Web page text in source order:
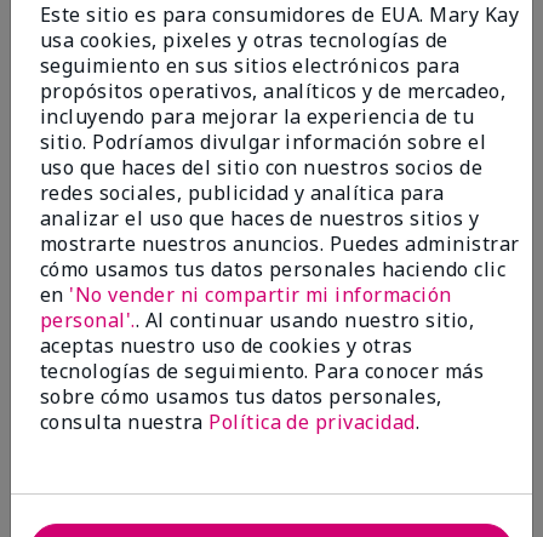
Bring Back Mineral Powder
Foundation
EnviadoHace 2 meses
por EM
deSpring, TX
Evaluado en
marykay.com/en-us/
Comentarios sobre Mary Kay® Silky Setting
Powder
I have tried to make this work over both the matte
and luminous liquid foundations. It is patchy and
splotchy and I can't even find my color match. On top
of that, I am getting breakouts like crazy because
the liquid foundations clog my pores. Please bring
Este sitio es para consumidores de EUA. Mary Kay
usa cookies, pixeles y otras tecnologías de
seguimiento en sus sitios electrónicos para
propósitos operativos, analíticos y de mercadeo,
incluyendo para mejorar la experiencia de tu
sitio. Podríamos divulgar información sobre el
uso que haces del sitio con nuestros socios de
redes sociales, publicidad y analítica para
analizar el uso que haces de nuestros sitios y
mostrarte nuestros anuncios. Puedes administrar
cómo usamos tus datos personales haciendo clic
en 'No vender ni compartir mi información
personal'.. Al continuar usando nuestro sitio,
aceptas nuestro uso de cookies y otras
tecnologías de seguimiento. Para conocer más
sobre cómo usamos tus datos personales,
consulta nuestra Política de privacidad.